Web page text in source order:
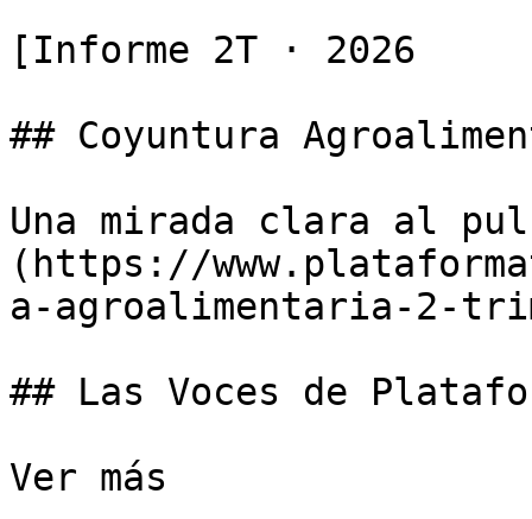
[Informe 2T · 2026
## Coyuntura
Una mirada clara al
(https://
a-agroalimentaria-2-
## Las Voces de
Ver más